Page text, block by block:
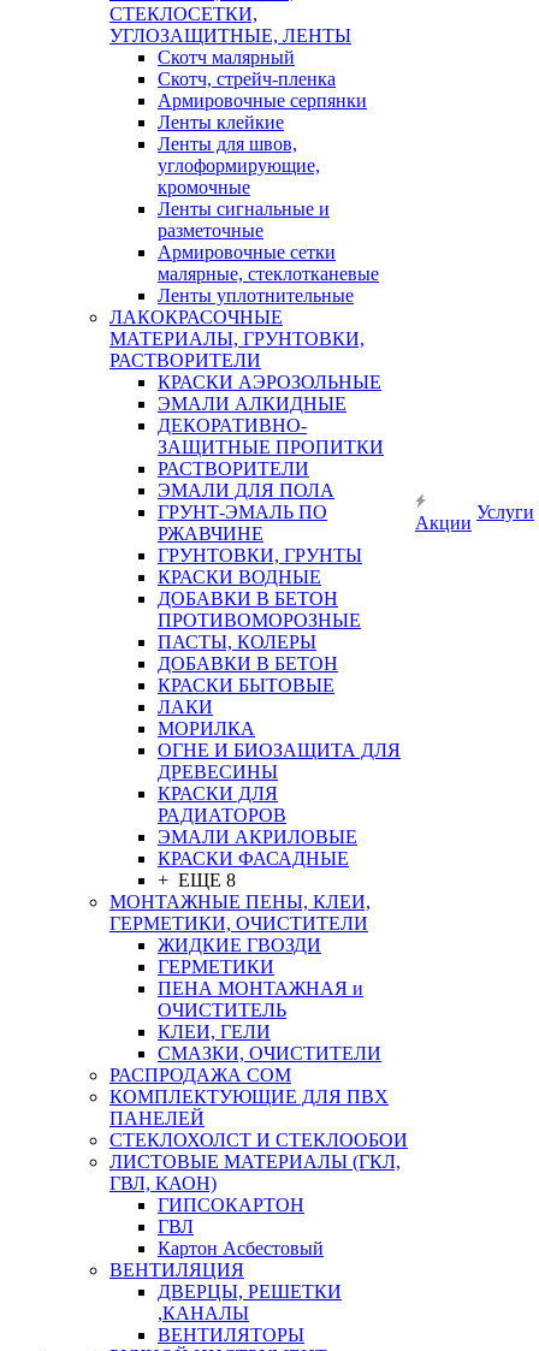
СТЕКЛОСЕТКИ,
УГЛОЗАЩИТНЫЕ, ЛЕНТЫ
Скотч малярный
Скотч, стрейч-пленка
Армировочные серпянки
Ленты клейкие
Ленты для швов,
углоформирующие,
кромочные
Ленты сигнальные и
разметочные
Армировочные сетки
малярные, стеклотканевые
Ленты уплотнительные
ЛАКОКРАСОЧНЫЕ
МАТЕРИАЛЫ, ГРУНТОВКИ,
РАСТВОРИТЕЛИ
КРАСКИ АЭРОЗОЛЬНЫЕ
ЭМАЛИ АЛКИДНЫЕ
ДЕКОРАТИВНО-
ЗАЩИТНЫЕ ПРОПИТКИ
РАСТВОРИТЕЛИ
ЭМАЛИ ДЛЯ ПОЛА
ГРУНТ-ЭМАЛЬ ПО
РЖАВЧИНЕ
ГРУНТОВКИ, ГРУНТЫ
КРАСКИ ВОДНЫЕ
ДОБАВКИ В БЕТОН
ПРОТИВОМОРОЗНЫЕ
ПАСТЫ, КОЛЕРЫ
ДОБАВКИ В БЕТОН
КРАСКИ БЫТОВЫЕ
ЛАКИ
МОРИЛКА
ОГНЕ И БИОЗАЩИТА ДЛЯ
ДРЕВЕСИНЫ
КРАСКИ ДЛЯ
РАДИАТОРОВ
ЭМАЛИ АКРИЛОВЫЕ
КРАСКИ ФАСАДНЫЕ
+ ЕЩЕ 8
МОНТАЖНЫЕ ПЕНЫ, КЛЕИ,
ГЕРМЕТИКИ, ОЧИСТИТЕЛИ
ЖИДКИЕ ГВОЗДИ
ГЕРМЕТИКИ
ПЕНА МОНТАЖНАЯ и
ОЧИСТИТЕЛЬ
КЛЕИ, ГЕЛИ
СМАЗКИ, ОЧИСТИТЕЛИ
РАСПРОДАЖА СОМ
КОМПЛЕКТУЮЩИЕ ДЛЯ ПВХ
ПАНЕЛЕЙ
СТЕКЛОХОЛСТ И СТЕКЛООБОИ
ЛИСТОВЫЕ МАТЕРИАЛЫ (ГКЛ,
ГВЛ, КАОН)
ГИПСОКАРТОН
ГВЛ
Картон Асбестовый
ВЕНТИЛЯЦИЯ
ДВЕРЦЫ, РЕШЕТКИ
,КАНАЛЫ
ВЕНТИЛЯТОРЫ
Акции
Услуги